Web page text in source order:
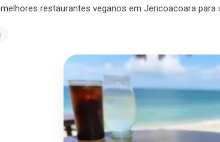
restaurantes veganos em Jericoacoara